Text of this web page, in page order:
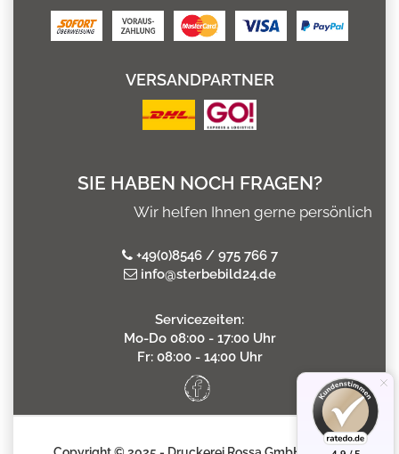
VERSANDPARTNER
SIE HABEN NOCH FRAGEN?
Wir helfen Ihnen gerne persönlich
+49(0)8546 / 975 766 7
info@sterbebild24.de
Servicezeiten:
Mo-Do 08:00 - 17:00 Uhr
Fr: 08:00 - 14:00 Uhr